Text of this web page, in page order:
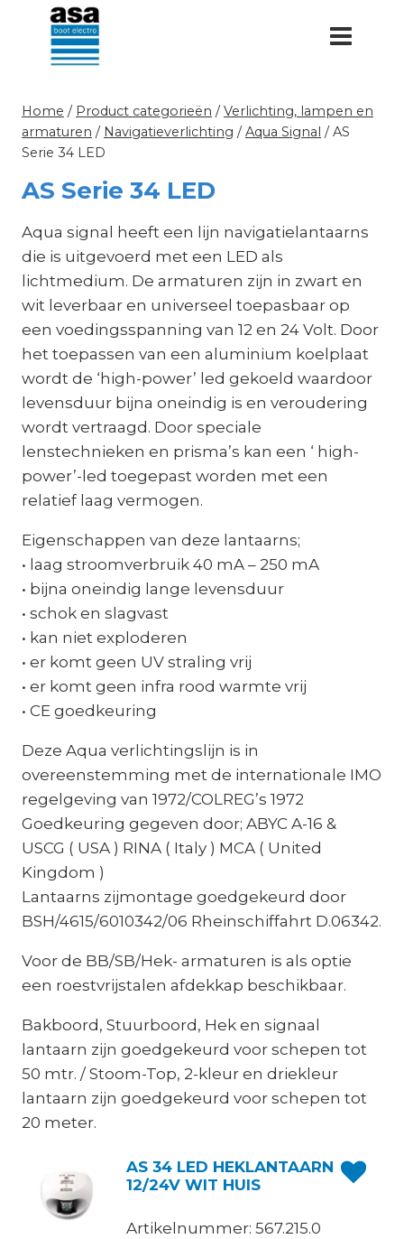
Doorgaan
inhoud
Home / Product categorieën / Verlichting, lampen en
armaturen / Navigatieverlichting / Aqua Signal / AS
Serie 34 LED
AS Serie 34 LED
Aqua signal heeft een lijn navigatielantaarns
die is uitgevoerd met een LED als
lichtmedium. De armaturen zijn in zwart en
wit leverbaar en universeel toepasbaar op
een voedingsspanning van 12 en 24 Volt. Door
het toepassen van een aluminium koelplaat
wordt de ‘high-power’ led gekoeld waardoor
levensduur bijna oneindig is en veroudering
wordt vertraagd. Door speciale
lenstechnieken en prisma’s kan een ‘ high-
power’-led toegepast worden met een
relatief laag vermogen.
Eigenschappen van deze lantaarns;
• laag stroomverbruik 40 mA – 250 mA
• bijna oneindig lange levensduur
• schok en slagvast
• kan niet exploderen
• er komt geen UV straling vrij
• er komt geen infra rood warmte vrij
• CE goedkeuring
Deze Aqua verlichtingslijn is in
overeenstemming met de internationale IMO
regelgeving van 1972/COLREG’s 1972
Goedkeuring gegeven door; ABYC A-16 &
USCG ( USA ) RINA ( Italy ) MCA ( United
Kingdom )
Lantaarns zijmontage goedgekeurd door
BSH/4615/6010342/06 Rheinschiffahrt D.06342.
Voor de BB/SB/Hek- armaturen is als optie
een roestvrijstalen afdekkap beschikbaar.
Bakboord, Stuurboord, Hek en signaal
lantaarn zijn goedgekeurd voor schepen tot
50 mtr. / Stoom-Top, 2-kleur en driekleur
lantaarn zijn goedgekeurd voor schepen tot
20 meter.
AS 34 LED HEKLANTAARN
12/24V WIT HUIS
Artikelnummer: 567.215.0